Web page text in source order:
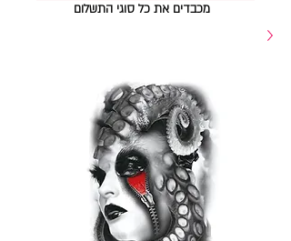
מכבדים את כל סוגי התשלום